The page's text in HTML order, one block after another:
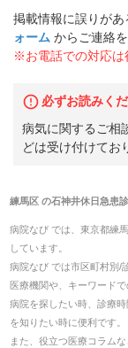
掲載情報に誤りがあ
ォーム からご連絡
※お電話での対応は
必ずお読みく
病気に関するご相
どは受け付けてお
練馬区 の石神井休日急患
病院なび では、 東京都練
しています。
病院なび では市区町村別/
医療機関や、キーワードで
病院を探したい時、診療
を知りたい時に便利です。
また、役立つ医療コラム